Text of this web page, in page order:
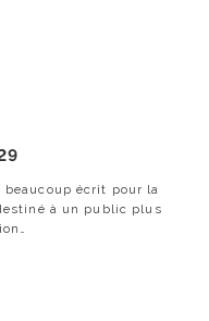
beaucoup écrit pour la
à un public plus